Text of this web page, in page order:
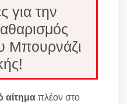
για την
Μπουρνάζι
αίτημαπλέον στο